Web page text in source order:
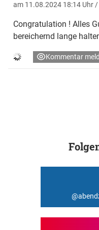
am 11.08.2024 18:14 Uhr /
Congratulation ! Alles
bereichernd lange
Kommentar